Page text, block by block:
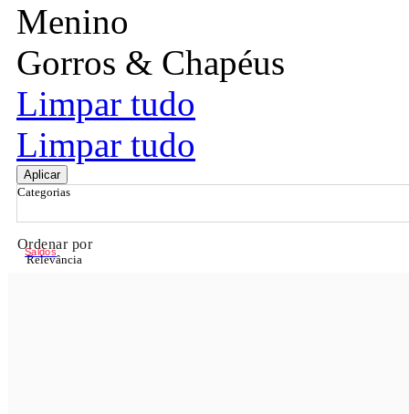
Menino
Gorros & Chapéus
Limpar tudo
Limpar tudo
Aplicar
Categorias
Ordenar por
Relevância
Saldos